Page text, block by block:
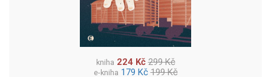
kniha 224 Kč 299 Kč
e-kniha 179 Kč 199 Kč